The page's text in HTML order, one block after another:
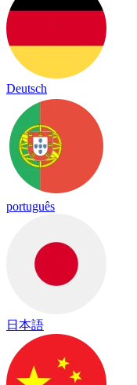
Deutsch
português
日本語